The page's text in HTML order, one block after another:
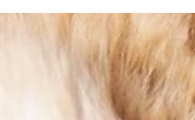
Artigos de presente, papelaria e
personalizados no Imbuí